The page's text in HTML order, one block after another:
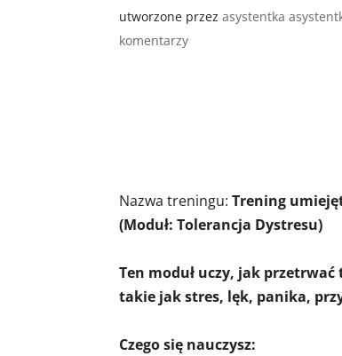
utworzone przezasystentka
komentarzy
Nazwa treningu:Trening
(Moduł: Tolerancja Dystresu)
Ten moduł uczy, jak
takie jak stres, lęk, panika,
Czego się nauczysz: